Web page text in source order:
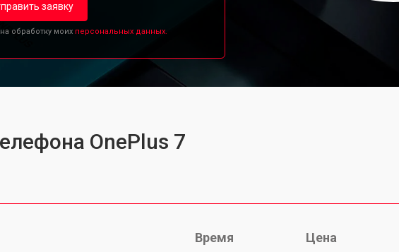
заявку
обработку моих персональных данных.
OnePlus 7
Время Цена